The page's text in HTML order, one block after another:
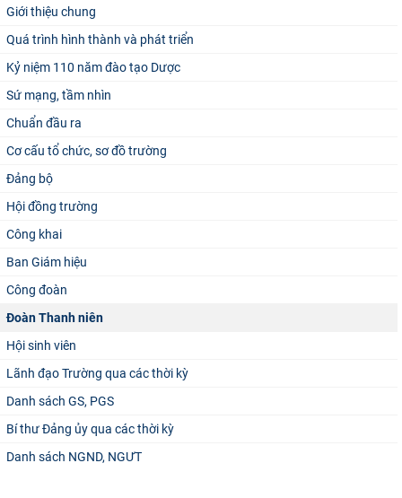
Giới thiệu chung
Quá trình hình thành và phát triển
Kỷ niệm 110 năm đào tạo Dược
Sứ mạng, tầm nhìn
Chuẩn đầu ra
Cơ cấu tổ chức, sơ đồ trường
Đảng bộ
Hội đồng trường
Công khai
Ban Giám hiệu
Công đoàn
Đoàn Thanh niên
Hội sinh viên
Lãnh đạo Trường qua các thời kỳ
Danh sách GS, PGS
Bí thư Đảng ủy qua các thời kỳ
Danh sách NGND, NGƯT